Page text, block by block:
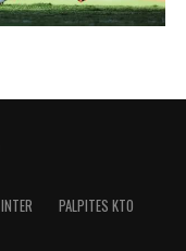
INTER
PALPITES KTO